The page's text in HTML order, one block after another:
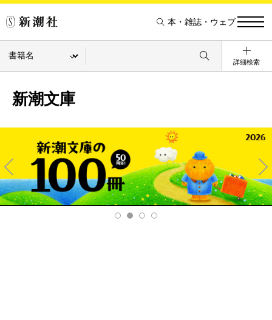
本・雑誌・ウェブ
詳細検索
新潮文庫
Pre
v
Ne
xt